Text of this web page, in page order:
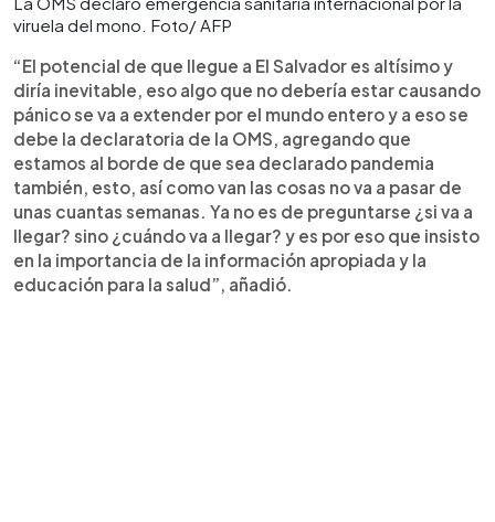
viruela del mono. Foto/ AFP
“El potencial de que llegue a El Salvador es altísimo y
diría inevitable, eso algo que no debería estar causando
pánico se va a extender por el mundo entero y a eso se
debe la declaratoria de la OMS, agregando que
estamos al borde de que sea declarado pandemia
también, esto, así como van las cosas no va a pasar de
unas cuantas semanas. Ya no es de preguntarse ¿si va a
llegar? sino ¿cuándo va a llegar? y es por eso que insisto
en la importancia de la información apropiada y la
educación para la salud”, añadió.